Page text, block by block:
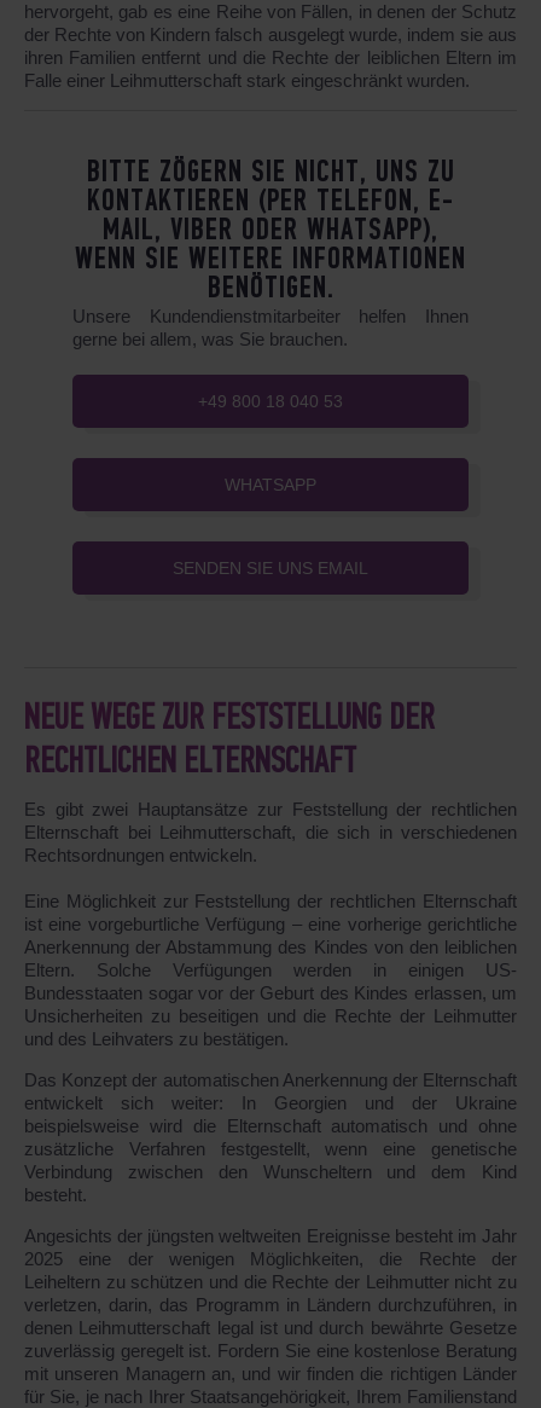
hervorgeht, gab es eine Reihe von Fällen, in denen der Schutz
der Rechte von Kindern falsch ausgelegt wurde, indem sie aus
ihren Familien entfernt und die Rechte der leiblichen Eltern im
Falle einer Leihmutterschaft stark eingeschränkt wurden.
BITTE ZÖGERN SIE NICHT, UNS ZU
KONTAKTIEREN (PER TELEFON, E-
MAIL, VIBER ODER WHATSAPP),
WENN SIE WEITERE INFORMATIONEN
BENÖTIGEN.
Unsere Kundendienstmitarbeiter helfen Ihnen
gerne bei allem, was Sie brauchen.
+49 800 18 040 53
WHATSAPP
SENDEN SIE UNS EMAIL
NEUE WEGE ZUR FESTSTELLUNG DER
RECHTLICHEN ELTERNSCHAFT
Es gibt zwei Hauptansätze zur Feststellung der rechtlichen
Elternschaft bei Leihmutterschaft, die sich in verschiedenen
Rechtsordnungen entwickeln.
Eine Möglichkeit zur Feststellung der rechtlichen Elternschaft
ist eine vorgeburtliche Verfügung – eine vorherige gerichtliche
Anerkennung der Abstammung des Kindes von den leiblichen
Eltern. Solche Verfügungen werden in einigen US-
Bundesstaaten sogar vor der Geburt des Kindes erlassen, um
Unsicherheiten zu beseitigen und die Rechte der Leihmutter
und des Leihvaters zu bestätigen.
Das Konzept der automatischen Anerkennung der Elternschaft
entwickelt sich weiter: In Georgien und der Ukraine
beispielsweise wird die Elternschaft automatisch und ohne
zusätzliche Verfahren festgestellt, wenn eine genetische
Verbindung zwischen den Wunscheltern und dem Kind
besteht.
Angesichts der jüngsten weltweiten Ereignisse besteht im Jahr
2025 eine der wenigen Möglichkeiten, die Rechte der
Leiheltern zu schützen und die Rechte der Leihmutter nicht zu
verletzen, darin, das Programm in Ländern durchzuführen, in
denen Leihmutterschaft legal ist und durch bewährte Gesetze
zuverlässig geregelt ist. Fordern Sie eine kostenlose Beratung
mit unseren Managern an, und wir finden die richtigen Länder
für Sie, je nach Ihrer Staatsangehörigkeit, Ihrem Familienstand